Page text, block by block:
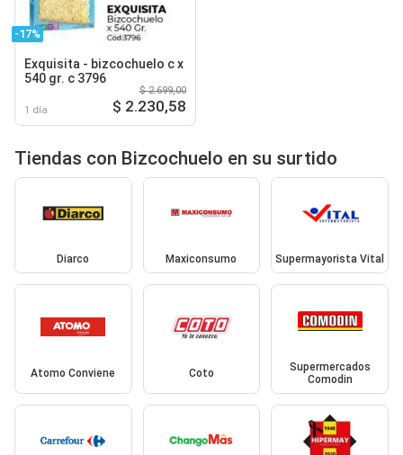
-17%
Exquisita - bizcochuelo c x
540 gr. c 3796
1 día
$ 2.699,00
$ 2.230,58
Tiendas con Bizcochuelo en su surtido
Diarco Maxiconsumo Supermayorista Vital
Atomo Conviene Coto
Supermercados
Comodin